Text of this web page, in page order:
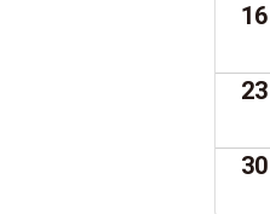
16
23
30